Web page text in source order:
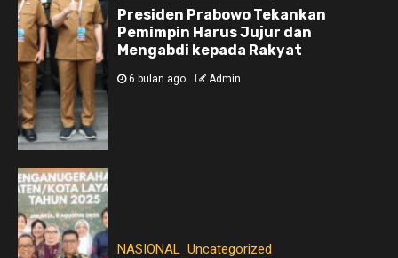
Presiden Prabowo Tekankan
Pemimpin Harus Jujur dan
Mengabdi kepada Rakyat
6 bulan ago Admin
NASIONAL Uncategorized